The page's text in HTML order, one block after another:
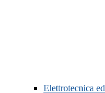
Elettrotecnica